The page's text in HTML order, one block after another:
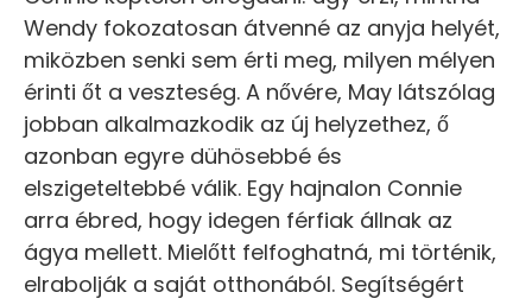
Wendy fokozatosan átvenné az anyja helyét,
miközben senki sem érti meg, milyen mélyen
érinti őt a veszteség. A nővére, May látszólag
jobban alkalmazkodik az új helyzethez, ő
azonban egyre dühösebbé és
elszigeteltebbé válik. Egy hajnalon Connie
arra ébred, hogy idegen férfiak állnak az
ágya mellett. Mielőtt felfoghatná, mi történik,
elrabolják a saját otthonából. Segítségért